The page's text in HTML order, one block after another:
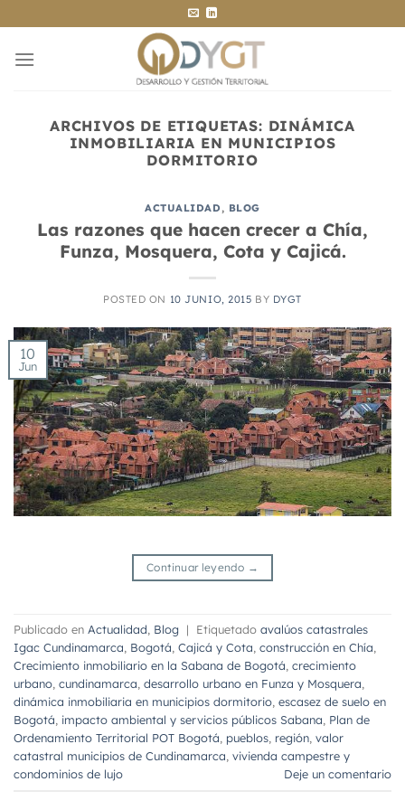
al
contenido
ARCHIVOS DE ETIQUETAS: DINÁMICA
INMOBILIARIA EN MUNICIPIOS
DORMITORIO
ACTUALIDAD, BLOG
Las razones que hacen crecer a Chía,
Funza, Mosquera, Cota y Cajicá.
POSTED ON 10 JUNIO, 2015 BY DYGT
10
Jun
Continuar leyendo →
Publicado en Actualidad Blog | Etiquetado avalúos catastrales
Igac Cundinamarca Bogotá Cajicá y Cota construcción en Chía
Crecimiento inmobiliario en la Sabana de Bogotá crecimiento
urbano cundinamarca desarrollo urbano en Funza y Mosquera
dinámica inmobiliaria en municipios dormitorio escasez de suelo en
Bogotá impacto ambiental y servicios públicos Sabana Plan de
Ordenamiento Territorial POT Bogotá pueblos región valor
catastral municipios de Cundinamarca vivienda campestre y
condominios de lujo
Deje un comentario